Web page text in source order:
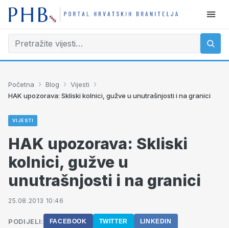
Početna › Blog › Vijesti ›
HAK upozorava: Skliski kolnici, gužve u unutrašnjosti i na granici
VIJESTI
HAK upozorava: Skliski
kolnici, gužve u
unutrašnjosti i na granici
25.08.2013 10:46
PODIJELI: FACEBOOK TWITTER LINKEDIN